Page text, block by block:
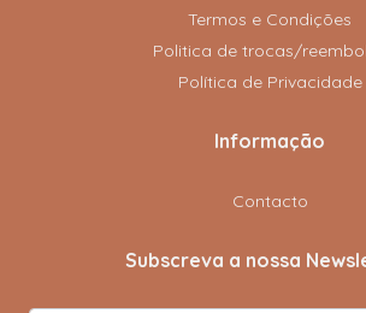
Termos e Condições
Politica de trocas/
Política de Privacidade
Informação
Contacto
Subscreva a nossa